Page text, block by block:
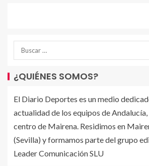
¿QUIÉNES SOMOS?
El Diario Deportes es un medio
actualidad de los equipos de Andalucía,
centro de Mairena. Residimos en
(Sevilla) y formamos parte del grupo
Leader Comunicación SLU